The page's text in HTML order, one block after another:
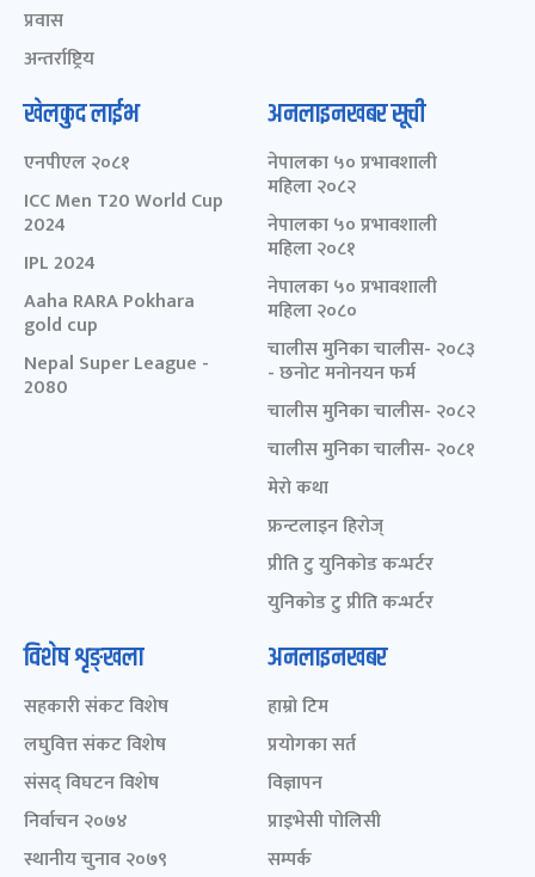
प्रवास
अन्तर्राष्ट्रिय
खेलकुद लाईभ
एनपीएल २०८१
ICC Men T20 World Cup
2024
IPL 2024
Aaha RARA Pokhara
gold cup
Nepal Super League -
2080
अनलाइनखबर सूची
नेपालका ५० प्रभावशाली
महिला २०८२
नेपालका ५० प्रभावशाली
महिला २०८१
नेपालका ५० प्रभावशाली
महिला २०८०
चालीस मुनिका चालीस- २०८३
- छनोट मनोनयन फर्म
चालीस मुनिका चालीस- २०८२
चालीस मुनिका चालीस- २०८१
मेरो कथा
फ्रन्टलाइन हिरोज्
प्रीति टु युनिकोड कन्भर्टर
युनिकोड टु प्रीति कन्भर्टर
विशेष शृङ्खला
सहकारी संकट विशेष
लघुवित्त संकट विशेष
संसद् विघटन विशेष
निर्वाचन २०७४
स्थानीय चुनाव २०७९
अनलाइनखबर
हाम्रो टिम
प्रयोगका सर्त
विज्ञापन
प्राइभेसी पोलिसी
सम्पर्क